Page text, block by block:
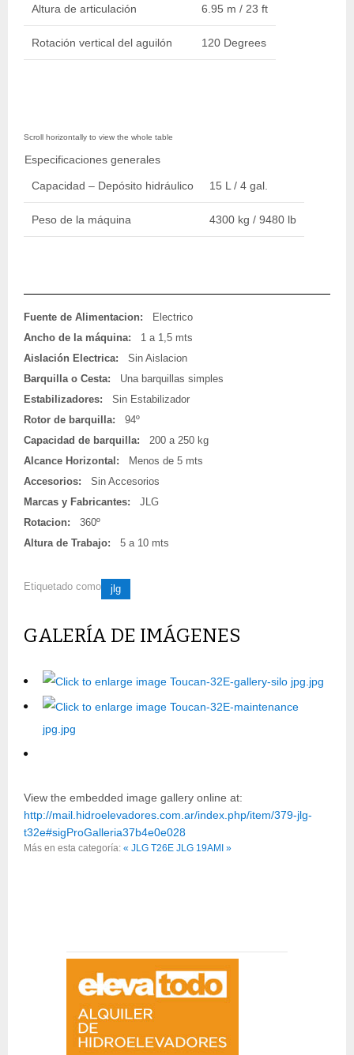
Altura de articulación 6.95 m / 23 ft
Rotación vertical del aguilón 120 Degrees
Especificaciones generales
Capacidad – Depósito hidráulico 15 L / 4 gal.
Peso de la máquina 4300 kg / 9480 lb
Fuente de Alimentacion:
Electrico
Ancho de la máquina:
1 a 1,5 mts
Aislación Electrica:
Sin Aislacion
Barquilla o Cesta:
Una barquillas simples
Estabilizadores:
Sin Estabilizador
Rotor de barquilla:
94º
Capacidad de barquilla:
200 a 250 kg
Alcance Horizontal:
Menos de 5 mts
Accesorios:
Sin Accesorios
Marcas y Fabricantes:
JLG
Rotacion:
360º
Altura de Trabajo:
5 a 10 mts
Etiquetado como jlg
GALERÍA DE IMÁGENES
View the embedded image gallery online at:
http://mail.hidroelevadores.com.ar/index.php/item/379-jlg-
t32e#sigProGalleria37b4e0e028
Más en esta categoría: « JLG T26E JLG 19AMI »